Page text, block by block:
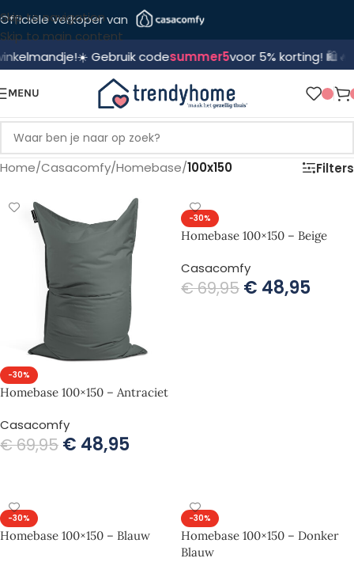
Skip to navigation
Skip to main content
Officiële verkoper van
☀️ Gebruik codesummer5voor 5% korting! 🛍️🔥 Voor
MENU
Home/Casacomfy/Homebase/100x150 Filters
-30%
Homebase 100×150 – Antraciet
Casacomfy
€69,95 € 48,95
-30%
Homebase 100×150 – Beige
Casacomfy
€69,95 € 48,95
-30%
Homebase 100×150 – Blauw
-30%
Homebase 100×150 – Donker
Blauw